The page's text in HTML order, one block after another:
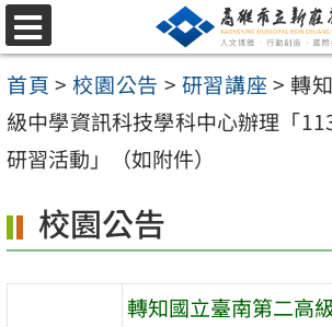
跳
至
主
要
內
區
選
單
首頁 > 校園公告 > 研習講座 > 轉
級中學資訊科技學科中心辦理「
研習活動」（如附件）
校園公告
轉知國立臺南第二高